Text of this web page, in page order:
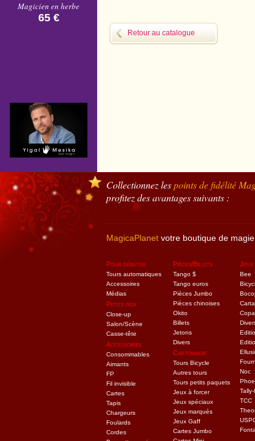
Magicien en herbe
65 €
Retour au catalogue
Collectionnez lespoints de fidélité
profitez des avantages suivants :
MagicaPlanet votre boutique de
Pour débuter
Tours automatiques
Accessoires
Médias
Petits prix
Close-up
Salon/Scène
Casse-tête
Accessoires
Consommables
Aimants
FP
Fil invisible
Cartes
Tapis
Chargeurs
Foulards
Cordes
Pièces/Billets
Tango $
Tango euros
Pièces Jumbo
Pièces chinoises
Okito
Billets
Jetons
Divers
Cartomagie
Tours Bicycle
Autres tours
Tours petits paquets
Jeux à forcer
Jeux spéciaux
Jeux marqués
Jeux Gaff
Cartes Jumbo
Bee
Noc
TCC